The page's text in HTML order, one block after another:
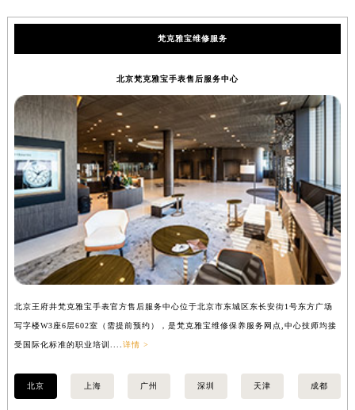
梵克雅宝维修服务
北京梵克雅宝手表售后服务中心
北京王府井梵克雅宝手表官方售后服务中心位于北京市东城区东长安街1号东方广场
写字楼W3座6层602室（需提前预约），是梵克雅宝维修保养服务网点,中心技师均接
受国际化标准的职业培训.... 详情 >
北京 上海 广州 深圳 天津 成都